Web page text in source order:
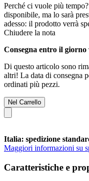
Perché ci vuole più tempo?
disponibile, ma lo sarà
adesso: il prodotto verrà
Chiudere la nota
Consegna entro il giorno
Di questo articolo sono
altri! La data di consegna
ordinati più pezzi.
Nel Carrello
Italia: spedizione
Maggiori informazioni su
Caratteristiche e